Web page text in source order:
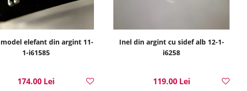
model elefant din argint 11-
1-i61585
174.00 Lei
Inel din argint cu sidef alb 12-1-
i6258
119.00 Lei